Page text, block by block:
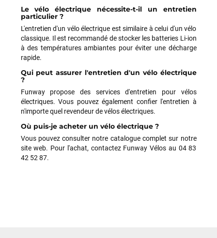
Le vélo électrique nécessite-t-il un entretien
particulier ?
L'entretien d'un vélo électrique est similaire à celui d'un vélo
classique. Il est recommandé de stocker les batteries Li-ion
à des températures ambiantes pour éviter une décharge
rapide.
Qui peut assurer l'entretien d'un vélo électrique
?
Funway propose des services d'entretien pour vélos
électriques. Vous pouvez également confier l'entretien à
n'importe quel revendeur de vélos électriques.
Où puis-je acheter un vélo électrique ?
Vous pouvez consulter notre catalogue complet sur notre
site web. Pour l'achat, contactez Funway Vélos au 04 83
42 52 87.
VOIR TOUS LES AVIS